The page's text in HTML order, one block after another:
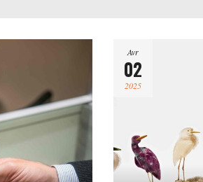
Avr
02
2025